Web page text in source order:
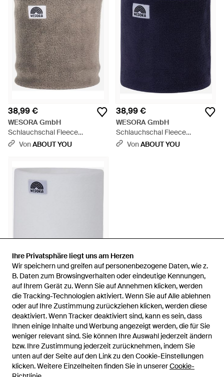
Ihre Privatsphäre liegt uns am Herzen
Wir speichern und greifen auf personenbezogene Daten, wie z.
B. Daten zum Browsingverhalten oder eindeutige Kennungen,
auf Ihrem Gerät zu. Wenn Sie auf Annehmen klicken, werden
die Tracking-Technologien aktiviert. Wenn Sie auf Alle ablehnen
oder auf Ihre Zustimmung zurückziehen klicken, werden diese
deaktiviert. Wenn Tracker deaktiviert sind, kann es sein, dass
Ihnen einige Inhalte und Werbung angezeigt werden, die für Sie
weniger relevant sind. Sie können Ihre Auswahl jederzeit ändern
bzw. Ihre Zustimmung jederzeit zurücknehmen, indem Sie
unten auf der Seite auf den Link zu den Cookie-Einstellungen
klicken. Weitere Einzelheiten finden Sie in unsererCookie-
Ihre Privatsphäre liegt uns am Herzen
Wir speichern und greifen auf personenbezogene Daten, wie z.
B. Daten zum Browsingverhalten oder eindeutige Kennungen,
auf Ihrem Gerät zu. Wenn Sie auf Annehmen klicken, werden
die Tracking-Technologien aktiviert. Wenn Sie auf Alle ablehnen
oder auf Ihre Zustimmung zurückziehen klicken, werden diese
deaktiviert. Wenn Tracker deaktiviert sind, kann es sein, dass
Ihnen einige Inhalte und Werbung angezeigt werden, die für Sie
weniger relevant sind. Sie können Ihre Auswahl jederzeit ändern
bzw. Ihre Zustimmung jederzeit zurücknehmen, indem Sie
unten auf der Seite auf den Link zu den Cookie-Einstellungen
klicken. Weitere Einzelheiten finden Sie in unsererCookie-
38,99 €
WESORA GmbH
Schlauchschal Fleece
Neckwarmer - Grau
VonABOUT YOU
38,99 €
WESORA GmbH
Schlauchschal Fleece
Neckwarmer - Blau
VonABOUT YOU
38,99 €
WESORA GmbH
Schlauchschal Fleece
Neckwarmer - Weiß
VonABOUT YOU